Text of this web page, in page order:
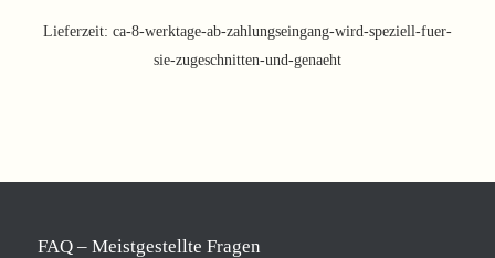
Lieferzeit: ca-8-werktage-ab-zahlungseingang-wird-speziell-fuer-
sie-zugeschnitten-und-genaeht
FAQ – Meistgestellte Fragen